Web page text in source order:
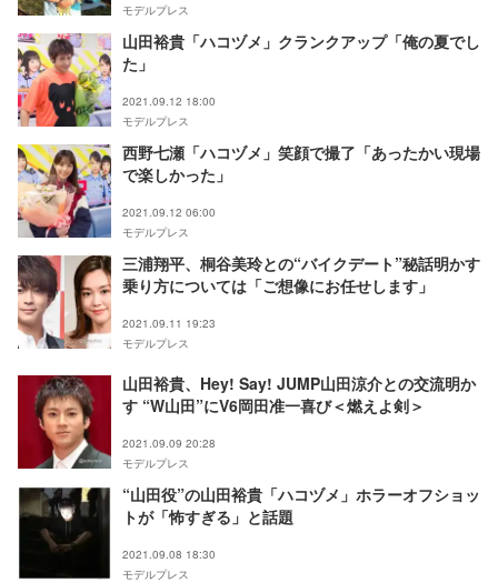
モデルプレス
山田裕貴「ハコヅメ」クランクアップ「俺の夏でし
た」
2021.09.12 18:00
モデルプレス
西野七瀬「ハコヅメ」笑顔で撮了「あったかい現場
で楽しかった」
2021.09.12 06:00
モデルプレス
三浦翔平、桐谷美玲との“バイクデート”秘話明かす
乗り方については「ご想像にお任せします」
2021.09.11 19:23
モデルプレス
山田裕貴、Hey! Say! JUMP山田涼介との交流明か
す “W山田”にV6岡田准一喜び＜燃えよ剣＞
2021.09.09 20:28
モデルプレス
“山田役”の山田裕貴「ハコヅメ」ホラーオフショッ
トが「怖すぎる」と話題
2021.09.08 18:30
モデルプレス